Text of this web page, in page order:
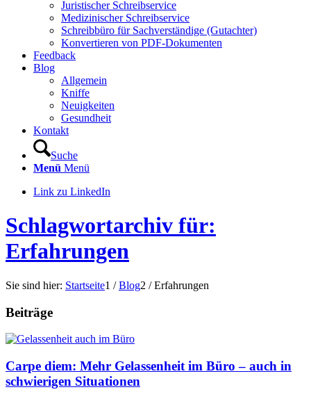
Juristischer Schreibservice
Medizinischer Schreibservice
Schreibbüro für Sachverständige (Gutachter)
Konvertieren von PDF-Dokumenten
Feedback
Blog
Allgemein
Kniffe
Neuigkeiten
Gesundheit
Kontakt
Suche
Menü Menü
Link zu LinkedIn
Schlagwortarchiv für:
Erfahrungen
Sie sind hier: Startseite1 / Blog2 / Erfahrungen
Beiträge
Carpe diem: Mehr Gelassenheit im Büro – auch in
schwierigen Situationen